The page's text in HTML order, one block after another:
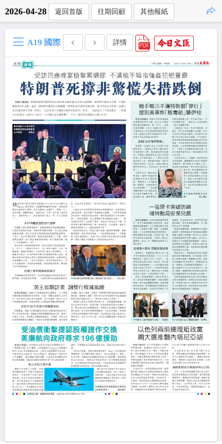
2026-04-28 返回首版 往期回顧 其他報紙
A19 國際 詳情